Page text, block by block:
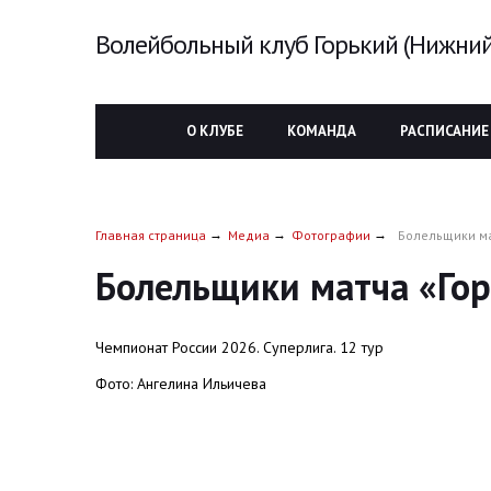
Волейбольный клуб Горький
О КЛУБЕ КОМАНДА
Главная страница Медиа Фотографии Болельщики
Болельщики матча
Чемпионат России 2026. Суперлига. 12 тур
Фото: Ангелина Ильичева